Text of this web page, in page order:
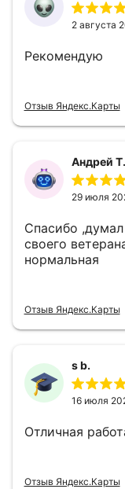
2 августа
Рекомендую
Отзыв Яндекс.Карты
Андрей Т.
29 июля
Спасибо
своего
нормальная
Отзыв Яндекс.Карты
s b.
16 июля
Отличная
Отзыв Яндекс.Карты